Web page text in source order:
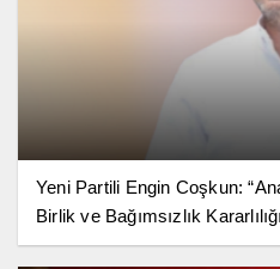
Yeni Partili Engin Coşkun:
Birlik ve Bağımsızlık